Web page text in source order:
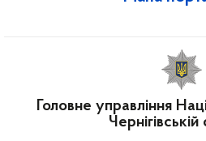
Головне управління
Чернігівській